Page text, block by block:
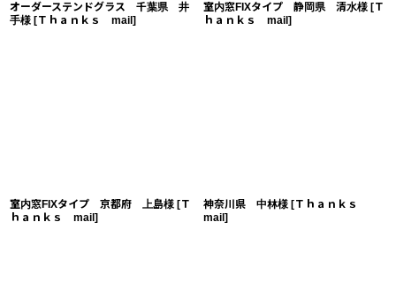
オーダーステンドグラス 千葉県 井
手様 [Ｔｈａｎｋｓ mail ]
室内窓FIXタイプ 静岡県 清水様 [Ｔ
ｈａｎｋｓ mail ]
室内窓FIXタイプ 京都府 上島様 [Ｔ
ｈａｎｋｓ mail ]
神奈川県 中林様 [Ｔｈａｎｋｓ
mail ]